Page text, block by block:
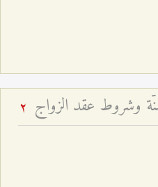
وشروط عقد الزواج 2